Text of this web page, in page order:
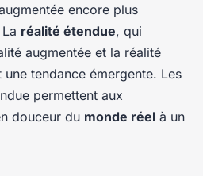
encore plus
réalité étendue, qui
augmentée et la réalité
tendance émergente. Les
permettent aux
douceur du monde réel à un